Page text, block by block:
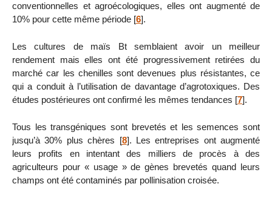
conventionnelles et agroécologiques, elles ont augmenté de
10% pour cette même période [6].
Les cultures de maïs Bt semblaient avoir un meilleur
rendement mais elles ont été progressivement retirées du
marché car les chenilles sont devenues plus résistantes, ce
qui a conduit à l’utilisation de davantage d’agrotoxiques. Des
études postérieures ont confirmé les mêmes tendances [7].
Tous les transgéniques sont brevetés et les semences sont
jusqu’à 30% plus chères [8]. Les entreprises ont augmenté
leurs profits en intentant des milliers de procès à des
agriculteurs pour « usage » de gènes brevetés quand leurs
champs ont été contaminés par pollinisation croisée.